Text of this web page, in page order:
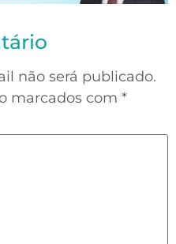
não será publicado.
marcados com *